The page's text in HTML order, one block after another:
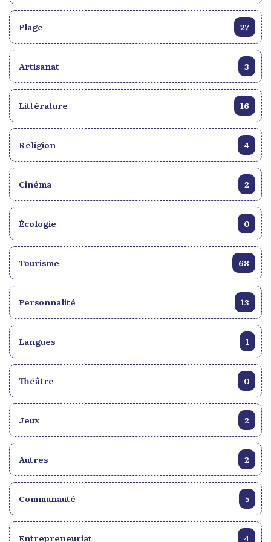
Plage 27
Artisanat 3
Littérature 16
Religion 4
Cinéma 2
Écologie 0
Tourisme 68
Personnalité 13
Langues 1
Théâtre 0
Jeux 2
Autres 2
Communauté 5
Entrepreneuriat 4